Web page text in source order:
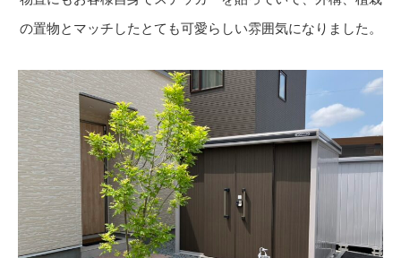
の置物とマッチしたとても可愛らしい雰囲気になりました。